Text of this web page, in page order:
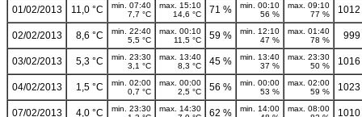
01/02/2013 11,0 °C
min. 07:40
7,7 °C
max. 15:10
14,6 °C
71 %
min. 00:10
56 %
max. 09:10
77 %
02/02/2013 8,6 °C
min. 22:40
5,5 °C
max. 00:10
11,5 °C
59 %
min. 12:10
47 %
max. 01:40
78 %
999
03/02/2013 5,3 °C
min. 23:30
3,1 °C
max. 13:40
8,3 °C
45 %
min. 13:40
37 %
max. 23:30
50 %
04/02/2013 1,5 °C
min. 02:00
0,7 °C
max. 00:00
2,5 °C
56 %
min. 00:00
53 %
max. 02:00
59 %
07/02/2013 4,0 °C
min. 23:30
max. 14:30
62 %
min. 14:00
max. 08:00